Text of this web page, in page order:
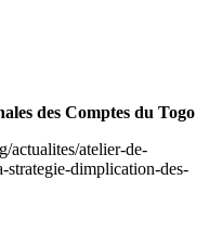
des Comptes du Togo
actualites/atelier-de-
strategie-dimplication-des-